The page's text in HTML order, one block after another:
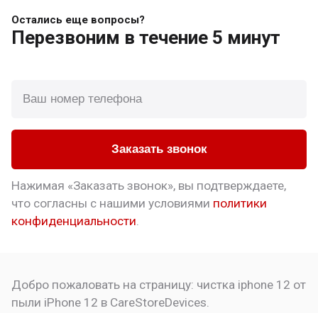
Остались еще вопросы?
Перезвоним в течение 5 минут
Заказать звонок
Нажимая «Заказать звонок», вы подтверждаете,
что согласны с нашими условиями политики
конфиденциальности
Добро пожаловать на страницу: чистка iphone 12 от
пыли iPhone 12 в CareStoreDevices.